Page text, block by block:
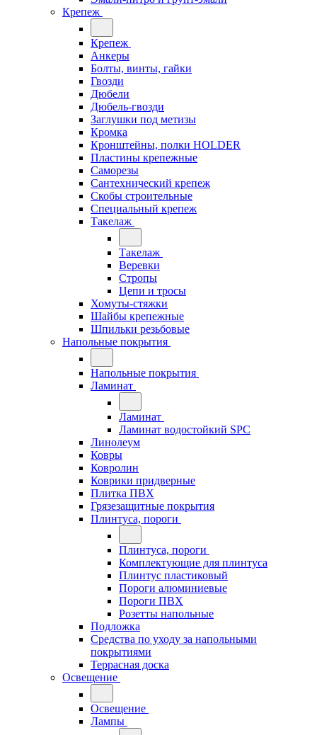
Крепеж
Крепеж
Анкеры
Болты, винты, гайки
Гвозди
Дюбели
Дюбель-гвозди
Заглушки под метизы
Кромка
Кронштейны, полки НОLDER
Пластины крепежные
Саморезы
Сантехнический крепеж
Скобы строительные
Специальный крепеж
Такелаж
Такелаж
Веревки
Стропы
Цепи и тросы
Хомуты-стяжки
Шайбы крепежные
Шпильки резьбовые
Напольные покрытия
Напольные покрытия
Ламинат
Ламинат
Ламинат водостойкий SPC
Линолеум
Ковры
Ковролин
Коврики придверные
Плитка ПВХ
Грязезащитные покрытия
Плинтуса, пороги
Плинтуса, пороги
Комплектующие для плинтуса
Плинтус пластиковый
Пороги алюминиевые
Пороги ПВХ
Розетты напольные
Подложка
Средства по уходу за напольными
покрытиями
Террасная доска
Освещение
Освещение
Лампы